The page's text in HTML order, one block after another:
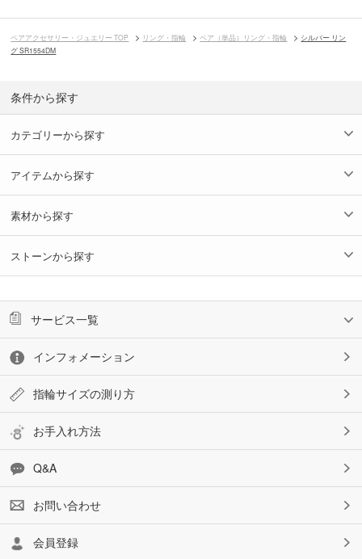
ペアアクセサリー・ジュエリー TOP リング・指輪 ペア（単品）リング・指輪
シルバー リン
グ SR1554DM
条件から探す
カテゴリーから探す
アイテムから探す
素材から探す
ストーンから探す
サービス一覧
インフォメーション
指輪サイズの測り方
お手入れ方法
Q&A
お問い合わせ
会員登録